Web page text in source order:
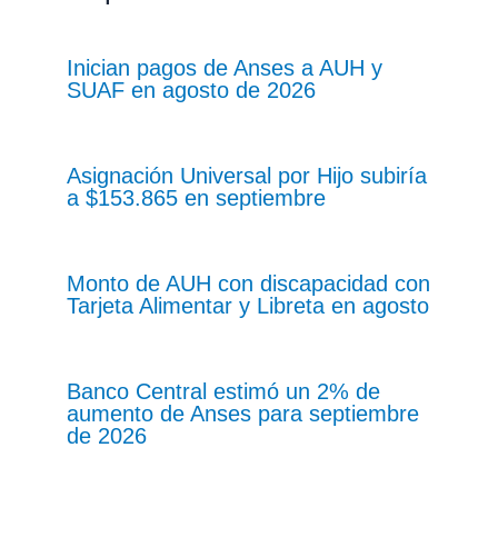
Inician pagos de Anses a AUH y
SUAF en agosto de 2026
Asignación Universal por Hijo subiría
a $153.865 en septiembre
Monto de AUH con discapacidad con
Tarjeta Alimentar y Libreta en agosto
Banco Central estimó un 2% de
aumento de Anses para septiembre
de 2026